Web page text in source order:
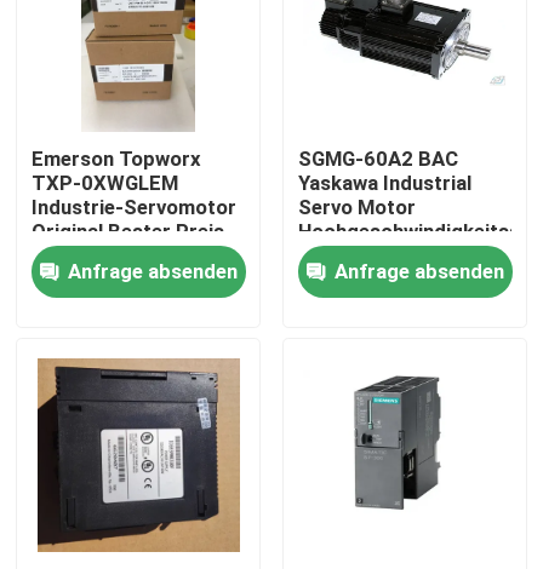
Produkte
Emerson Topworx
TXP-0XWGLEM
Industrie-Servomotor
Original Bester Preis
Anfrage absenden
SGMG-60A2 BAC
Yaskawa Industrial
Servo Motor
6000W
Anfrage absenden